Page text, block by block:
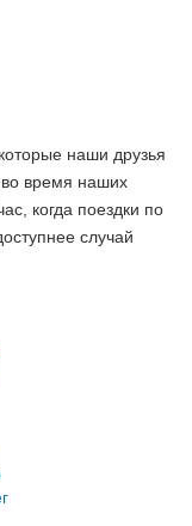
наши друзья
во время наших
когда поездки по
случай